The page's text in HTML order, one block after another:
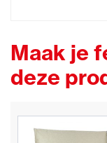
Maak je
deze